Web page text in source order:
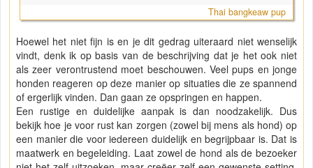
Thai bangkeaw pup
Hoewel het niet fijn is en je dit gedrag uiteraard niet wenselijk
vindt, denk ik op basis van de beschrijving dat je het ook niet
als zeer verontrustend moet beschouwen. Veel pups en jonge
honden reageren op deze manier op situaties die ze spannend
of ergerlijk vinden. Dan gaan ze opspringen en happen.
Een rustige en duidelijke aanpak is dan noodzakelijk. Dus
bekijk hoe je voor rust kan zorgen (zowel bij mens als hond) op
een manier die voor iedereen duidelijk en begrijpbaar is. Dat is
maatwerk en begeleiding. Laat zowel de hond als de bezoeker